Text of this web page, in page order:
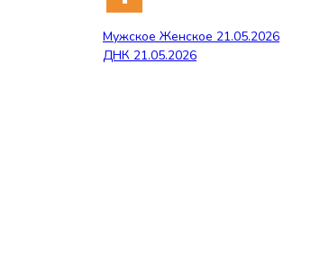
Навигация
по
Мужское Женское 21.05.2026
ДНК 21.05.2026